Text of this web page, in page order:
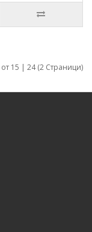
15 | 24 (2 Страници)